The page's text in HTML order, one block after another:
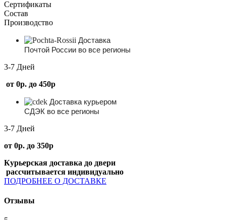
Сертификаты
Состав
Производство
Доставка
Почтой России во все регионы
3-7 Дней
от 0р. до 450р
Доставка курьером
СДЭК во все регионы
3-7 Дней
от 0р. до 350р
Курьерская доставка до двери
рассчитывается индивидуально
ПОДРОБНЕЕ О ДОСТАВКЕ
Отзывы